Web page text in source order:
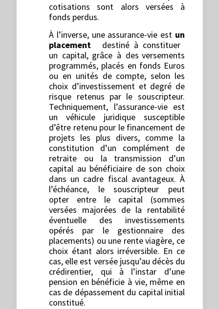
cotisations sont alors versées à
fonds perdus.
À l’inverse, une assurance-vie est un
placement destiné à constituer
un capital, grâce à des versements
programmés, placés en fonds Euros
ou en unités de compte, selon les
choix d’investissement et degré de
risque retenus par le souscripteur.
Techniquement, l’assurance-vie est
un véhicule juridique susceptible
d’être retenu pour le financement de
projets les plus divers, comme la
constitution d’un complément de
retraite ou la transmission d’un
capital au bénéficiaire de son choix
dans un cadre fiscal avantageux. À
l’échéance, le souscripteur peut
opter entre le capital (sommes
versées majorées de la rentabilité
éventuelle des investissements
opérés par le gestionnaire des
placements) ou une rente viagère, ce
choix étant alors irréversible. En ce
cas, elle est versée jusqu’au décès du
crédirentier, qui à l’instar d’une
pension en bénéficie à vie, même en
cas de dépassement du capital initial
constitué.